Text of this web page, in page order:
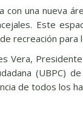
con una nueva
Este
recreación
Vera,
(UBPC)
de todos los